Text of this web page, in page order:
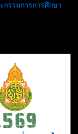
รรมการการศึกษา